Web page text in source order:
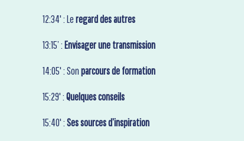
12:34' : Leregard des autres
13:15’ :Envisager une transmission
14:05' : Sonparcours de formation
15:29' :Quelques conseils
15:40' :Ses sources d’inspiration